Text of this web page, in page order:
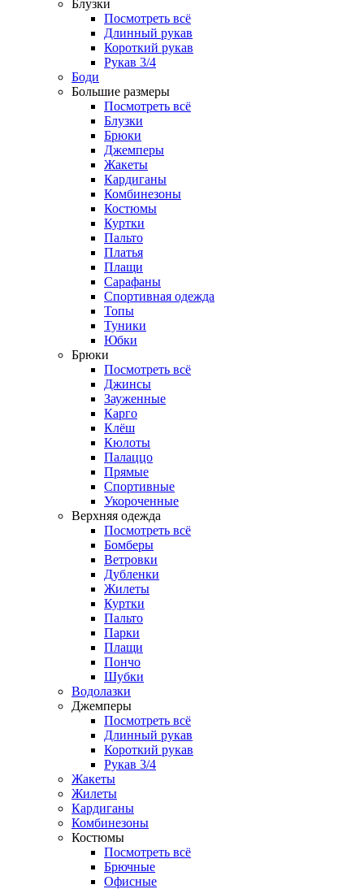
Блузки
Посмотреть всё
Длинный рукав
Короткий рукав
Рукав 3/4
Боди
Большие размеры
Посмотреть всё
Блузки
Брюки
Джемперы
Жакеты
Кардиганы
Комбинезоны
Костюмы
Куртки
Пальто
Платья
Плащи
Сарафаны
Спортивная одежда
Топы
Туники
Юбки
Брюки
Посмотреть всё
Джинсы
Зауженные
Карго
Клёш
Кюлоты
Палаццо
Прямые
Спортивные
Укороченные
Верхняя одежда
Посмотреть всё
Бомберы
Ветровки
Дубленки
Жилеты
Куртки
Пальто
Парки
Плащи
Пончо
Шубки
Водолазки
Джемперы
Посмотреть всё
Длинный рукав
Короткий рукав
Рукав 3/4
Жакеты
Жилеты
Кардиганы
Комбинезоны
Костюмы
Посмотреть всё
Брючные
Офисные